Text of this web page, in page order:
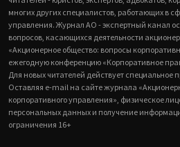
многих других специалистов, работающих в
управления. Журнал АО - экспертный канал
вопросов, касающихся деятельности
«Акционерное общество: вопросы
ежегодную конференцию «Корпоративное
Для новых читателей действует
Оставляя e-mail на сайте журнала
корпоративного управления», физическое
персональных данных и получение
ограничения 16+